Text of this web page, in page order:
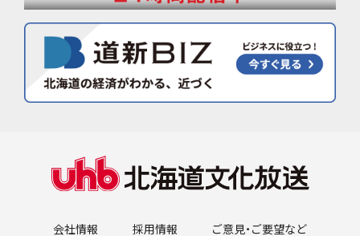
会社情報 採用情報 ご意見・ご要望など